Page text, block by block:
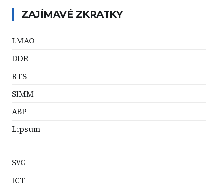
ZAJÍMAVÉ ZKRATKY
LMAO
DDR
RTS
SIMM
ABP
Lipsum
SVG
ICT